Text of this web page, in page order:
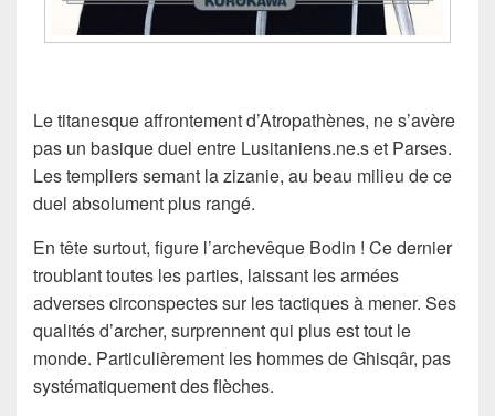
Le titanesque affrontement d’Atropathènes, ne s’avère
pas un basique duel entre Lusitaniens.ne.s et Parses.
Les templiers semant la zizanie, au beau milieu de ce
duel absolument plus rangé.
En tête surtout, figure l’archevêque Bodin ! Ce dernier
troublant toutes les parties, laissant les armées
adverses circonspectes sur les tactiques à mener. Ses
qualités d’archer, surprennent qui plus est tout le
monde. Particulièrement les hommes de Ghisqâr, pas
systématiquement des flèches.